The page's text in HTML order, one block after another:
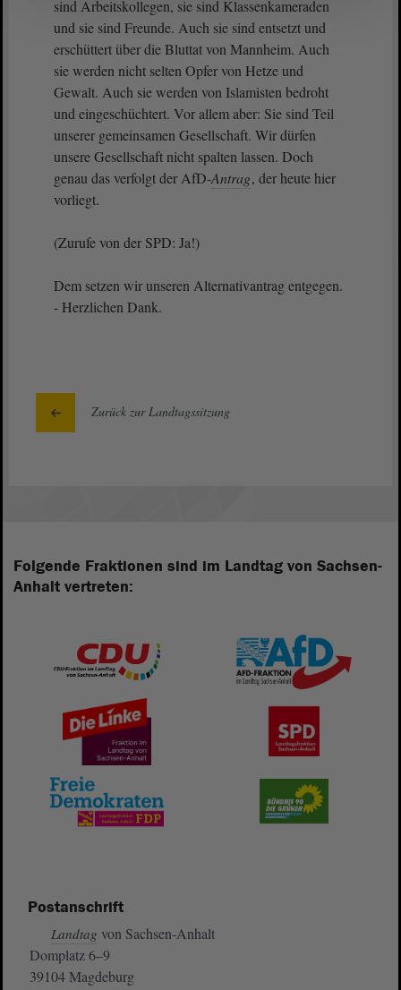
sind Arbeitskollegen, sie sind Klassenkameraden
und sie sind Freunde. Auch sie sind entsetzt und
erschüttert über die Bluttat von Mannheim. Auch
sie werden nicht selten Opfer von Hetze und
Gewalt. Auch sie werden von Islamisten bedroht
und eingeschüchtert. Vor allem aber: Sie sind Teil
unserer gemeinsamen Gesellschaft. Wir dürfen
unsere Gesellschaft nicht spalten lassen. Doch
genau das verfolgt der AfD-Antrag, der heute hier
vorliegt.
(Zurufe von der SPD: Ja!)
Dem setzen wir unseren Alternativantrag entgegen.
- Herzlichen Dank.
Zurück zur Landtagssitzung
Folgende Fraktionen sind im Landtag von Sachsen-
Anhalt vertreten:
Postanschrift
Landtag von Sachsen-Anhalt
Domplatz 6–9
39104 Magdeburg